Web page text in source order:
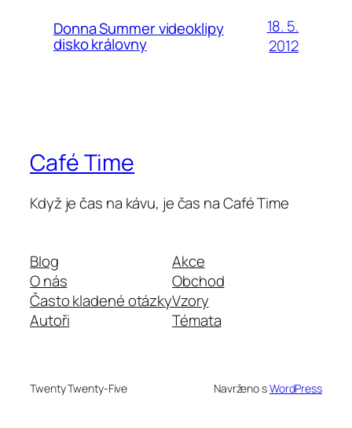
Donna Summer videoklipy
disko královny
18. 5.
2012
Café Time
Když je čas na kávu, je čas na Café Time
Blog
O nás
Často kladené otázky
Autoři
Akce
Obchod
Vzory
Témata
Twenty Twenty-Five Navrženo sWordPress